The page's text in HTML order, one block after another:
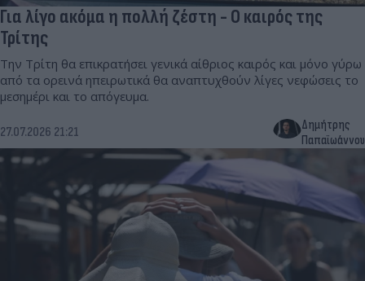
Για λίγο ακόμα η πολλή ζέστη - Ο καιρός της
Τρίτης
Την Τρίτη θα επικρατήσει γενικά αίθριος καιρός και μόνο γύρω
από τα ορεινά ηπειρωτικά θα αναπτυχθούν λίγες νεφώσεις το
μεσημέρι και το απόγευμα.
27.07.2026 21:21
Δημήτρης
Παπαϊωάννου